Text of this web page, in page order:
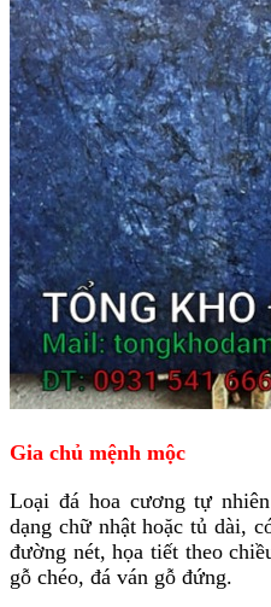
Gia chủ mệnh mộc
Loại đá hoa cương tự
dạng chữ nhật hoặc tủ dài,
đường nét, họa tiết theo
gỗ chéo, đá ván gỗ đứng.